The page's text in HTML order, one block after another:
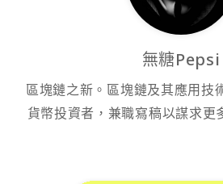
無糖Pepsi
區塊鏈之新。區塊鏈及其應用技
貨幣投資者，兼職寫稿以謀求更